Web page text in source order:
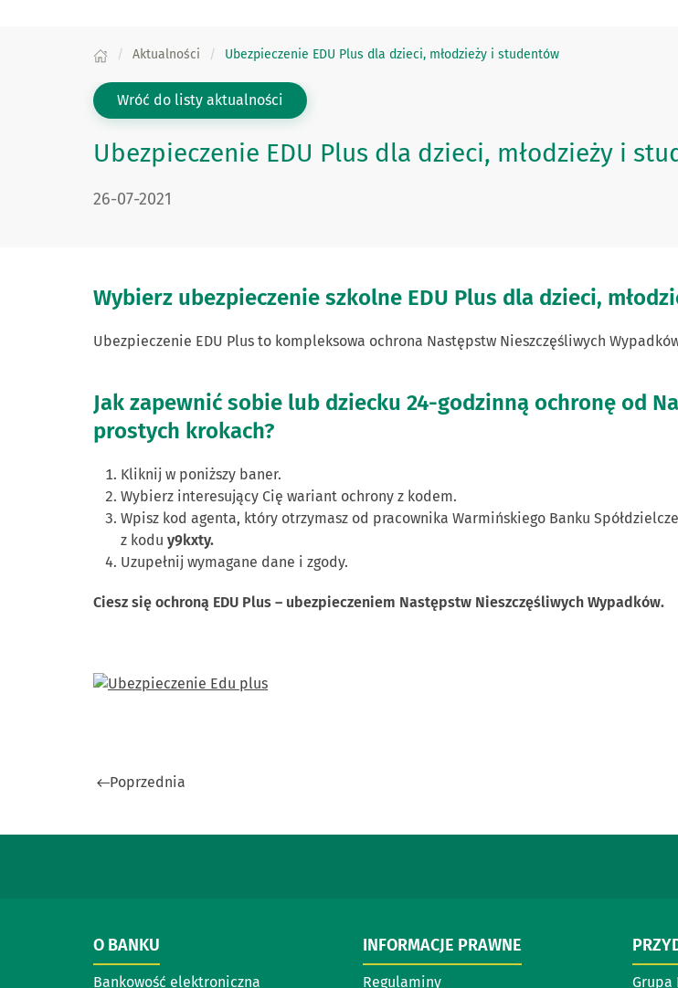
Aktualności Ubezpieczenie EDU Plus dla dzieci, młodzieży i studentów
Wróć do listy aktualności
Ubezpieczenie EDU Plus dla dzieci, młodzieży i
DATA PUBLIKACJI:
26-07-2021
Wybierz ubezpieczenie szkolne EDU Plus dla dzieci,
Ubezpieczenie EDU Plus to kompleksowa ochrona Następstw Nieszczęśliwych
Jak zapewnić sobie lub dziecku 24-godzinną ochronę od
prostych krokach?
Kliknij w poniższy baner.
Wybierz interesujący Cię wariant ochrony z kodem.
Wpisz kod agenta, który otrzymasz od pracownika Warmińskiego Banku
z kodu y9kxty.
Uzupełnij wymagane dane i zgody.
Ciesz się ochroną EDU Plus – ubezpieczeniem Następstw Nieszczęśliwych Wypadków.
Poprzednia
O BANKU
Bankowość elektroniczna
INFORMACJE PRAWNE
Regulaminy Grupa